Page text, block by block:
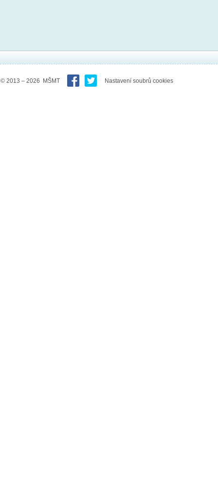
© 2013 – 2026 MŠMT Nastavení soubrů cookies